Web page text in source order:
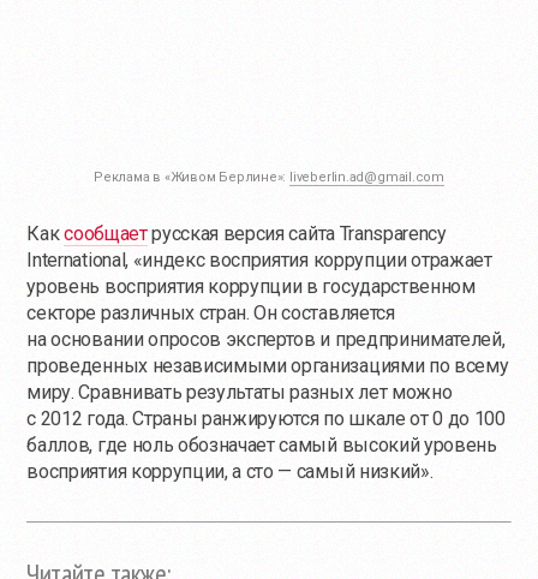
Реклама в «Живом Берлине»: liveberlin.ad@gmail.com
Каксообщаетрусская версия сайта Transparency
International, «индекс восприятия коррупции отражает
уровень восприятия коррупции в государственном
секторе различных стран. Он составляется
на основании опросов экспертов и предпринимателей,
проведенных независимыми организациями по всему
миру. Сравнивать результаты разных лет можно
с 2012 года. Страны ранжируются по шкале от 0 до 100
баллов, где ноль обозначает самый высокий уровень
восприятия коррупции, а сто — самый низкий».